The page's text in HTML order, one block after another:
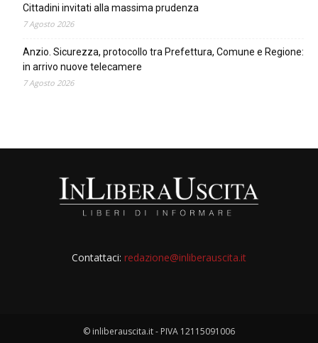
Cittadini invitati alla massima prudenza
7 Agosto 2026
Anzio. Sicurezza, protocollo tra Prefettura, Comune e Regione:
in arrivo nuove telecamere
7 Agosto 2026
Contattaci: redazione@inliberauscita.it
© inliberauscita.it - PIVA 12115091006